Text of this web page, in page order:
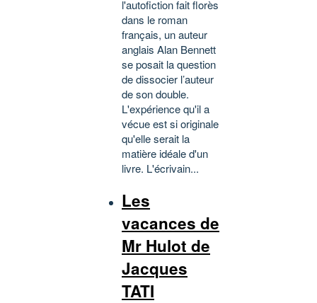
l'autofiction fait florès
dans le roman
français, un auteur
anglais Alan Bennett
se posait la question
de dissocier l’auteur
de son double.
L'expérience qu'il a
vécue est si originale
qu'elle serait la
matière idéale d'un
livre. L'écrivain...
Les
vacances de
Mr Hulot de
Jacques
TATI